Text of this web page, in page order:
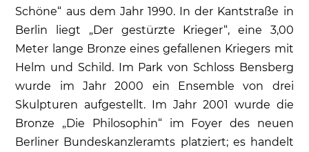
Schöne“ aus dem Jahr 1990. In der Kantstraße in
Berlin liegt „Der gestürzte Krieger“, eine 3,00
Meter lange Bronze eines gefallenen Kriegers mit
Helm und Schild. Im Park von Schloss Bensberg
wurde im Jahr 2000 ein Ensemble von drei
Skulpturen aufgestellt. Im Jahr 2001 wurde die
Bronze „Die Philosophin“ im Foyer des neuen
Berliner Bundeskanzleramts platziert; es handelt